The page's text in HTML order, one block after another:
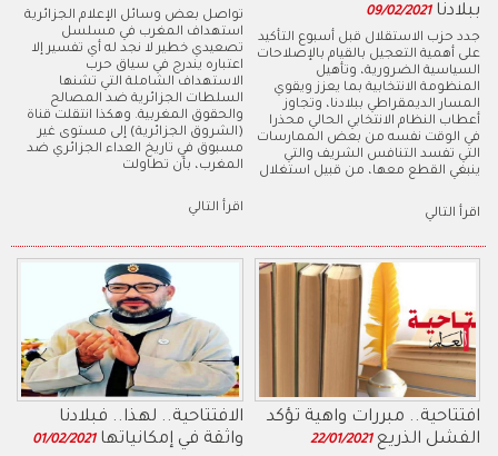
تواصل بعض وسائل الإعلام الجزائرية
استهداف المغرب في مسلسل
تصعيدي خطير لا نجد له أي تفسير إلا
اعتباره يندرج في سياق حرب
الاستهداف الشاملة التي تشنها
السلطات الجزائرية ضد المصالح
والحقوق المغربية. وهكذا انتقلت قناة
(الشروق الجزائرية) إلى مستوى غير
مسبوق في تاريخ العداء الجزائري ضد
المغرب، بأن تطاولت
اقرأ التالي
ببلادنا 09/02/2021
جدد حزب الاستقلال قبل أسبوع التأكيد
على أهمية التعجيل بالقيام بالإصلاحات
السياسية الضرورية، وتأهيل
المنظومة الانتخابية بما يعزز ويقوي
المسار الديمقراطي ببلادنا، وتجاوز
أعطاب النظام الانتخابي الحالي محذرا
في الوقت نفسه من بعض الممارسات
التي تفسد التنافس الشريف والتي
ينبغي القطع معها، من قبيل استغلال
اقرأ التالي
الافتتاحية.. لهذا.. فبلادنا
واثقة في إمكانياتها 01/02/2021
افتتاحية.. مبررات واهية تؤكد
الفشل الذريع 22/01/2021